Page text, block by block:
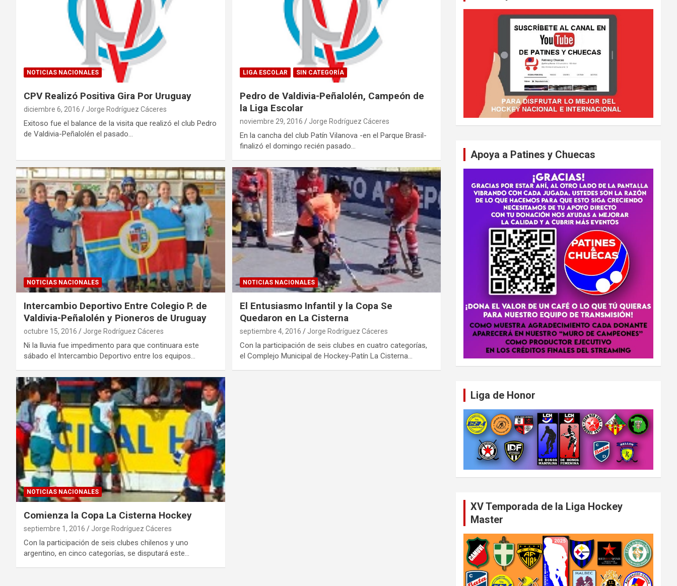
NOTICIAS NACIONALES
CPV Realizó Positiva Gira Por Uruguay
diciembre 6, 2016 Jorge Rodríguez Cáceres
Exitoso fue el balance de la visita que realizó el club Pedro
de Valdivia-Peñalolén el pasado…
LIGA ESCOLAR SIN CATEGORÍA
Pedro de Valdivia-Peñalolén, Campeón de
la Liga Escolar
noviembre 29, 2016 Jorge Rodríguez Cáceres
En la cancha del club Patín Vilanova -en el Parque Brasil-
finalizó el domingo recién pasado…
NOTICIAS NACIONALES
Intercambio Deportivo Entre Colegio P. de
Valdivia-Peñalolén y Pioneros de Uruguay
octubre 15, 2016 Jorge Rodríguez Cáceres
Ni la lluvia fue impedimento para que continuara este
sábado el Intercambio Deportivo entre los equipos…
NOTICIAS NACIONALES
El Entusiasmo Infantil y la Copa Se
Quedaron en La Cisterna
septiembre 4, 2016 Jorge Rodríguez Cáceres
Con la participación de seis clubes en cuatro categorías,
el Complejo Municipal de Hockey-Patín La Cisterna…
NOTICIAS NACIONALES
Comienza la Copa La Cisterna Hockey
septiembre 1, 2016 Jorge Rodríguez Cáceres
Con la participación de seis clubes chilenos y uno
argentino, en cinco categorías, se disputará este…
Apoya a Patines y Chuecas
Liga de Honor
XV Temporada de la Liga Hockey
Master